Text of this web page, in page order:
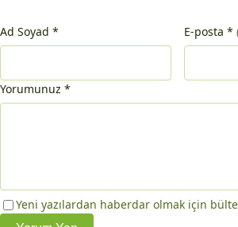
Ad Soyad * E-posta *
Yorumunuz *
Yeni yazılardan haberdar olmak için